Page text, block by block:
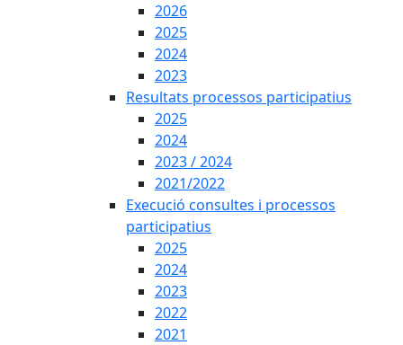
2026
2025
2024
2023
Resultats processos participatius
2025
2024
2023 / 2024
2021/2022
Execució consultes i processos
participatius
2025
2024
2023
2022
2021